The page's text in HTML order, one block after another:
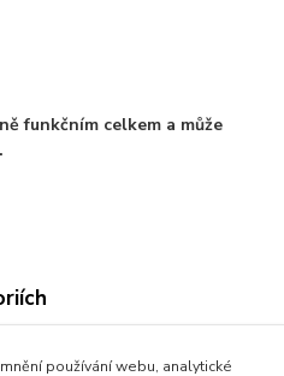
funkčním celkem a může
používání webu, analytické